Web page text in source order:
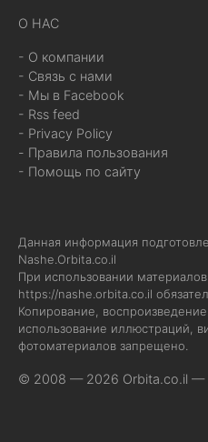
О НАС
- О компании
- Связь с нами
- Мы в Facebook
- Rss feed
- Privacy Policy
- Правила пользования
- Помощь по сайту
Данная информация
Nashe.Orbita.co.il
При использовании
https://nashe.orbita.co.il
Копирование,
использование иллюстраций,
фотоматериалов запрещено.
© 2008 — 2026 Orbita.co.il —